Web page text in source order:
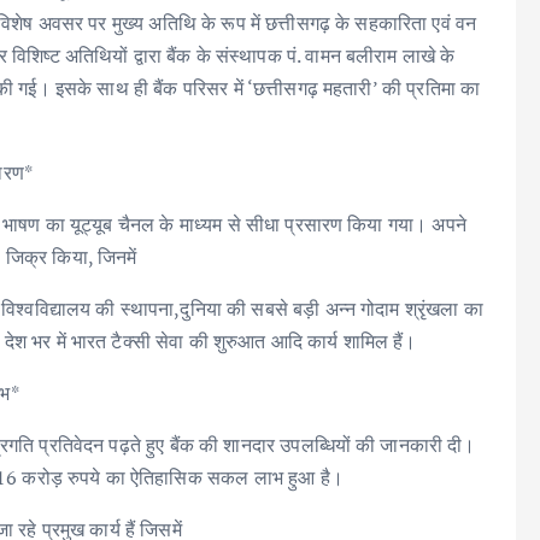
अवसर पर मुख्य अतिथि के रूप में छत्तीसगढ़ के सहकारिता एवं वन
अतिथियों द्वारा बैंक के संस्थापक पं. वामन बलीराम लाखे के
इसके साथ ही बैंक परिसर में ‘छत्तीसगढ़ महतारी’ की प्रतिमा का
का यूट्यूब चैनल के माध्यम से सीधा प्रसारण किया गया। अपने
जिक्र किया, जिनमें
की स्थापना,दुनिया की सबसे बड़ी अन्न गोदाम श्रृंखला का
देश भर में भारत टैक्सी सेवा की शुरुआत आदि कार्य शामिल हैं।
प्रतिवेदन पढ़ते हुए बैंक की शानदार उपलब्धियों की जानकारी दी।
करोड़ रुपये का ऐतिहासिक सकल लाभ हुआ है।
रहे प्रमुख कार्य हैं जिसमें